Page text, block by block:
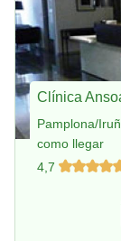
Clínica
Pamplona/
como llegar
4,7